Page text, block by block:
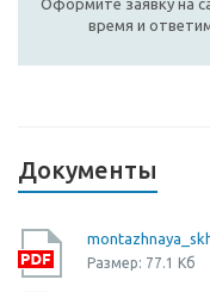
Оформите заявку на
время и
Документы
Размер: 77.1 Кб